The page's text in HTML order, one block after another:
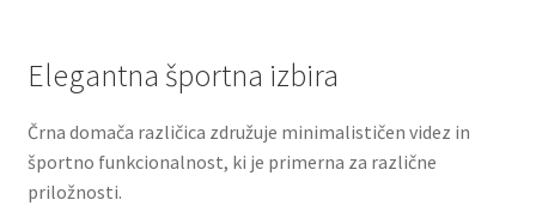
Elegantna športna izbira
Črna domača različica združuje minimalističen videz in
športno funkcionalnost, ki je primerna za različne
priložnosti.